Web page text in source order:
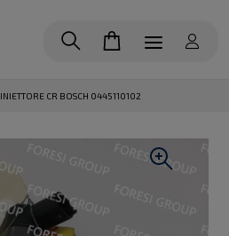
INIETTORE CR BOSCH 0445110102